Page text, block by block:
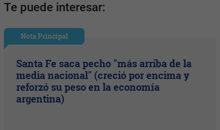
Te puede interesar:
Nota Principal
Santa Fe saca pecho "más arriba de la
media nacional" (creció por encima y
reforzó su peso en la economía
argentina)